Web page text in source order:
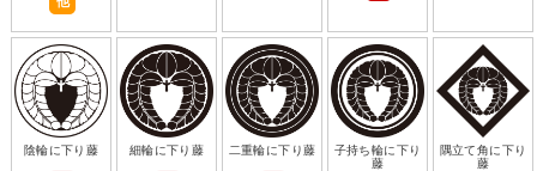
陰輪に下り藤 細輪に下り藤 二重輪に下り藤
子持ち輪に下り
藤
隅立て角に下り
藤